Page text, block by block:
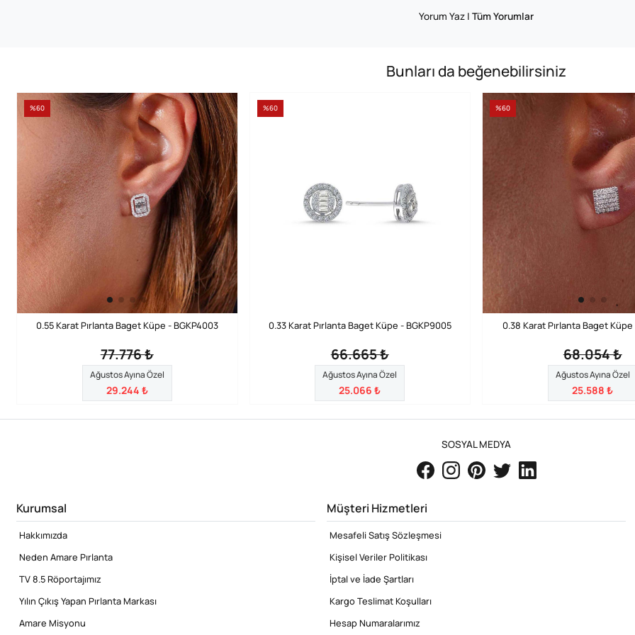
Yorum Yaz | Tüm Yorumlar
Bunları da beğenebilirsiniz
%60
0.55 Karat Pırlanta Baget Küpe - BGKP4003
77.776 ₺
Ağustos Ayına Özel
29.244 ₺
%60
0.33 Karat Pırlanta Baget Küpe - BGKP9005
66.665 ₺
Ağustos Ayına Özel
25.066 ₺
%60
0.38 Karat Pırlanta Baget Küpe
68.054 ₺
Ağustos Ayına Özel
25.588 ₺
SOSYAL MEDYA
Kurumsal
Hakkımızda
Neden Amare Pırlanta
TV 8.5 Röportajımız
Yılın Çıkış Yapan Pırlanta Markası
Amare Misyonu
Müşteri Hizmetleri
Mesafeli Satış Sözleşmesi
Kişisel Veriler Politikası
İptal ve İade Şartları
Kargo Teslimat Koşulları
Hesap Numaralarımız